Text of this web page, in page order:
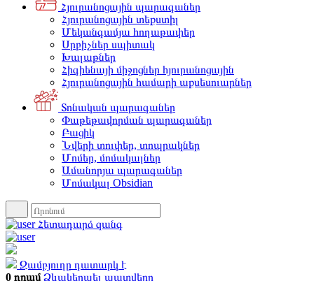
Հյուրանոցային պարագաներ
Հյուրանոցային տեքստիլ
Մեկանգամյա հողաթափեր
Սրբիչներ սպիտակ
Խալաթներ
Հիգիենայի միջոցներ հյուրանոցային
Հյուրանոցային համարի աքսեսուարներ
Տոնական պարագաներ
Փաթեթավորման պարագաներ
Բացիկ
Նվերի տուփեր, տոպրակներ
Մոմեր, մոմակալներ
Ամանորյա պարագաներ
Մոմակալ Obsidian
Հետադարձ զանգ
Զամբյուղը դատարկ է
0 դրամ Ձևակերպել պատվերը